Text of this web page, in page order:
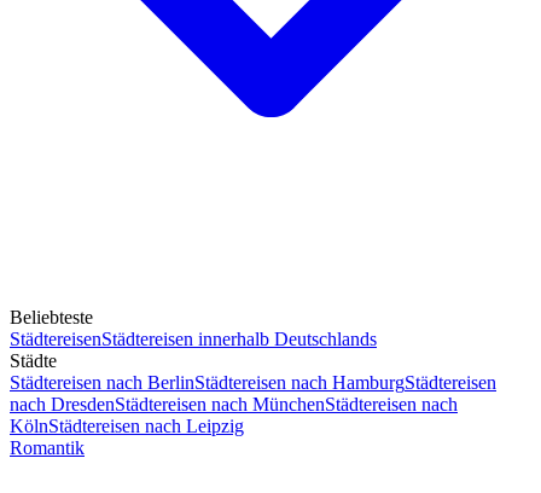
Beliebteste
StädtereisenStädtereisen innerhalb Deutschlands
Städte
Städtereisen nach BerlinStädtereisen nach HamburgStädtereisen
nach DresdenStädtereisen nach MünchenStädtereisen nach
KölnStädtereisen nach Leipzig
Romantik